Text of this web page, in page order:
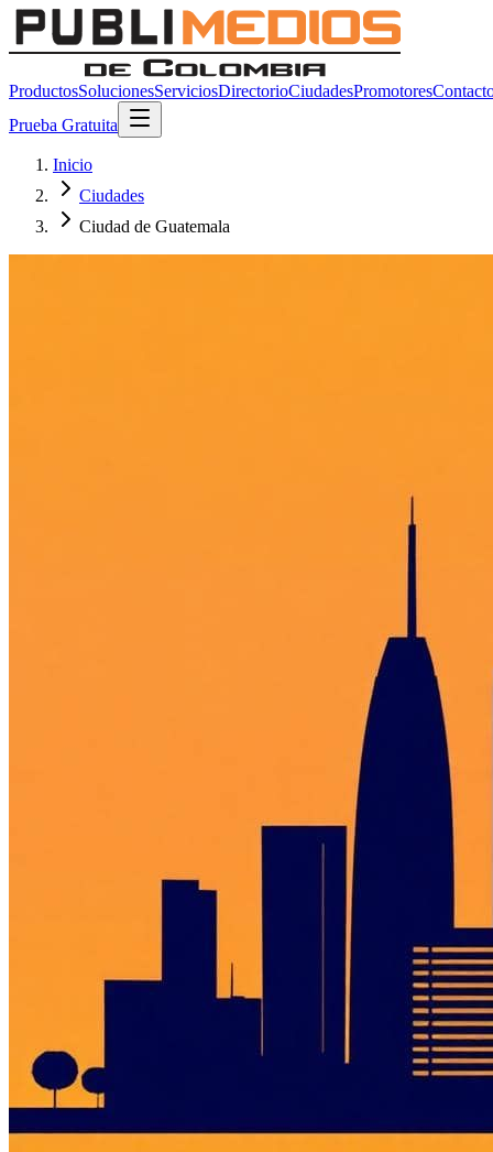
ProductosSolucionesServiciosDirectorioCiudadesPromotores
Prueba Gratuita
Inicio
Ciudades
Ciudad de Guatemala